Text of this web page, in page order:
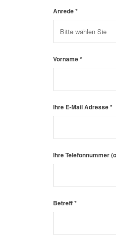
Anrede*
Vorname*
Ihre E-Mail Adresse*
Ihre Telefonnummer
Betreff*